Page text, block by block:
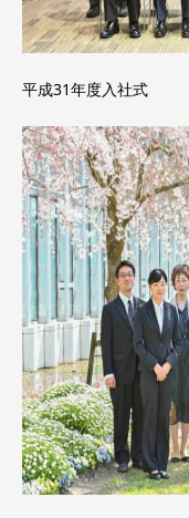
平成31年度入社式